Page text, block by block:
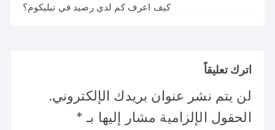
كيف اعرف كم لدي رصيد في تيليكوم؟
اترك تعليقاً
لن يتم نشر عنوان بريدك الإلكتروني.
الحقول الإلزامية مشار إليها بـ *